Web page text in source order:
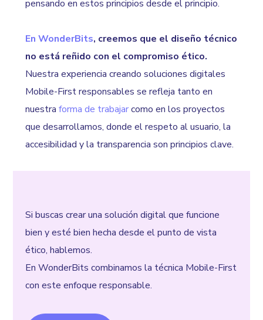
pensando en estos principios desde el principio.
En WonderBits, creemos que el diseño técnico
no está reñido con el compromiso ético.
Nuestra experiencia creando soluciones digitales
Mobile-First responsables se refleja tanto en
nuestra forma de trabajarcomo en los proyectos
que desarrollamos, donde el respeto al usuario, la
accesibilidad y la transparencia son principios clave.
Si buscas crear una solución digital que funcione
bien y esté bien hecha desde el punto de vista
ético, hablemos.
En WonderBits combinamos la técnica Mobile-First
con este enfoque responsable.